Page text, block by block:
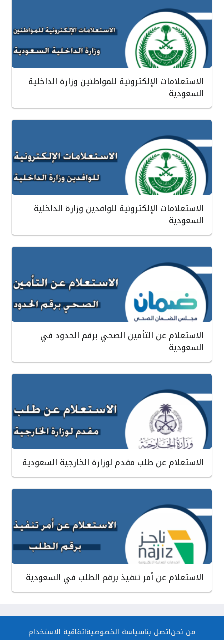
الاستعلامات الإلكترونية للمواطنين وزارة الداخلية
السعودية
الاستعلامات الإلكترونية للوافدين وزارة الداخلية
السعودية
الاستعلام عن التأمين الصحي برقم الحدود في
السعودية
الاستعلام عن طلب مقدم لوزارة الخارجية السعودية
الاستعلام عن أمر تنفيذ برقم الطلب في السعودية
من نحناتصل بناسياسة الخصوصيةاتفاقية الاستخدام